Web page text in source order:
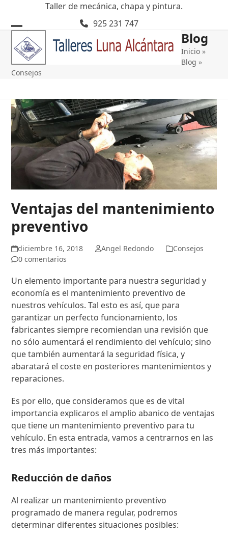
content
Taller de mecánica, chapa y pintura.
925 231 747
Open
mobile
menu
Close
mobile
menu
Blog
Inicio »
Blog »
Consejos
Ventajas del mantenimiento
preventivo
diciembre 16, 2018 Angel Redondo
Consejos
0 comentarios
Un elemento importante para nuestra seguridad y
economía es el mantenimiento preventivo de
nuestros vehículos. Tal esto es así, que para
garantizar un perfecto funcionamiento, los
fabricantes siempre recomiendan una revisión que
no sólo aumentará el rendimiento del vehículo; sino
que también aumentará la seguridad física, y
abaratará el coste en posteriores mantenimientos y
reparaciones.
Es por ello, que consideramos que es de vital
importancia explicaros el amplio abanico de ventajas
que tiene un mantenimiento preventivo para tu
vehículo. En esta entrada, vamos a centrarnos en las
tres más importantes:
Reducción de daños
Al realizar un mantenimiento preventivo
programado de manera regular, podremos
determinar diferentes situaciones posibles: